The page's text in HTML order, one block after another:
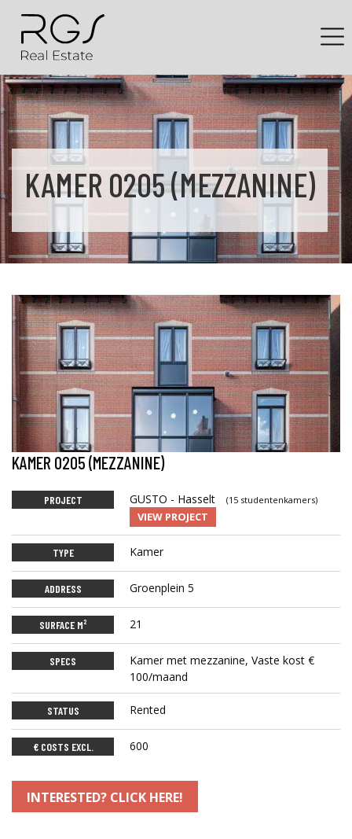
KAMER 0205 (MEZZANINE)
KAMER 0205 (MEZZANINE)
PROJECT GUSTO - Hasselt (15 studentenkamers)
VIEW PROJECT
TYPE Kamer
ADDRESS Groenplein 5
SURFACE M² 21
SPECS
Kamer met mezzanine, Vaste kost €
100/maand
STATUS Rented
€ COSTS EXCL. 600
INTERESTED? CLICK HERE!